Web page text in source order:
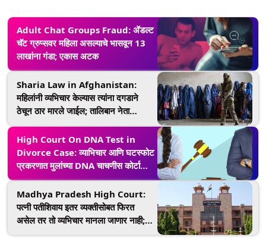
Adult Chat Groups Fraud: ॲडल्ट
चॅट ग्रुप्सवर महिला असल्याचे भासवून 13
लाखांना गंडा; एकास अटक
Sharia Law in Afghanistan:
महिलांनी व्यभिचार केल्यास त्यांना दगडाने
ठेचून ठार मारले जाईल; तालिबान नेता
अखुंदजादाची घोषणा
High Court On DNA Test in
Divorce Case: व्याभिचार आणि घटस्फोट
प्रकरणात मुलांच्या DNA चाचणीस कोर्टाचा
विरोध, हायकोर्टाने नोंदवले निरीक्षण
Madhya Pradesh High Court:
पत्नी पतीशिवाय इतर व्यक्तीसोबत फिरत
असेल तर तो व्यभिचार मानला जाणार नाही;